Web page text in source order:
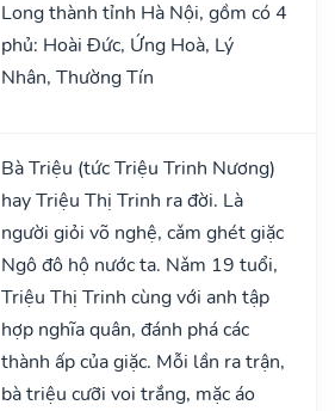
Long thành tỉnh Hà Nội, gồm có 4
phủ: Hoài Đức, Ứng Hoà, Lý
Nhân, Thường Tín
Bà Triệu (tức Triệu Trinh Nương)
hay Triệu Thị Trinh ra đời. Là
người giỏi võ nghệ, cǎm ghét giặc
Ngô đô hộ nước ta. Nǎm 19 tuổi,
Triệu Thị Trinh cùng với anh tập
hợp nghĩa quân, đánh phá các
thành ấp của giặc. Mỗi lần ra trận,
bà triệu cưỡi voi trắng, mặc áo